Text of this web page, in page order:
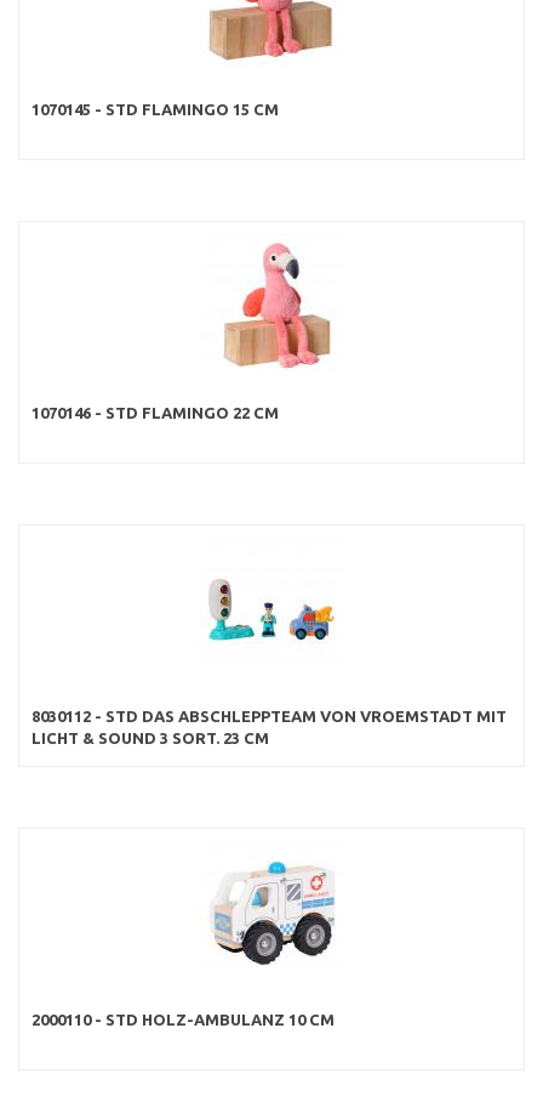
1070145 - STD FLAMINGO 15 CM
1070146 - STD FLAMINGO 22 CM
8030112 - STD DAS ABSCHLEPPTEAM VON VROEMSTADT MIT
LICHT & SOUND 3 SORT. 23 CM
2000110 - STD HOLZ-AMBULANZ 10 CM